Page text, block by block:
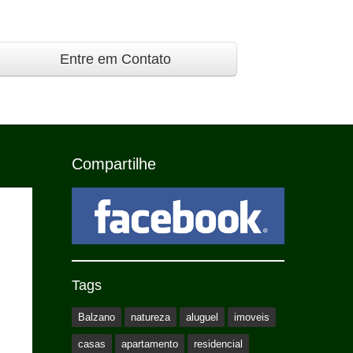
Entre em Contato
Compartilhe
Tags
Balzano natureza aluguel imoveis
casas apartamento residencial